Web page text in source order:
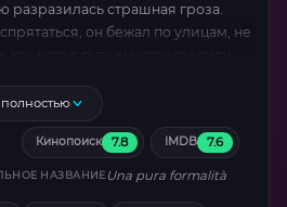
разразилась страшная гроза.
он бежал по улицам, не
полностью
Кинопоиск 7.8 IMDB 7.6
НАЗВАНИЕ Una pura formalità